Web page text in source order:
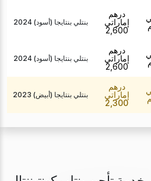
بنتلي بنتايجا (أسود) 2024
درهم
إماراتي
2,600
بنتلي بنتايجا (أسود) 2024
درهم
إماراتي
2,600
بنتلي بنتايجا (أبيض) 2023
درهم
إماراتي
2,300